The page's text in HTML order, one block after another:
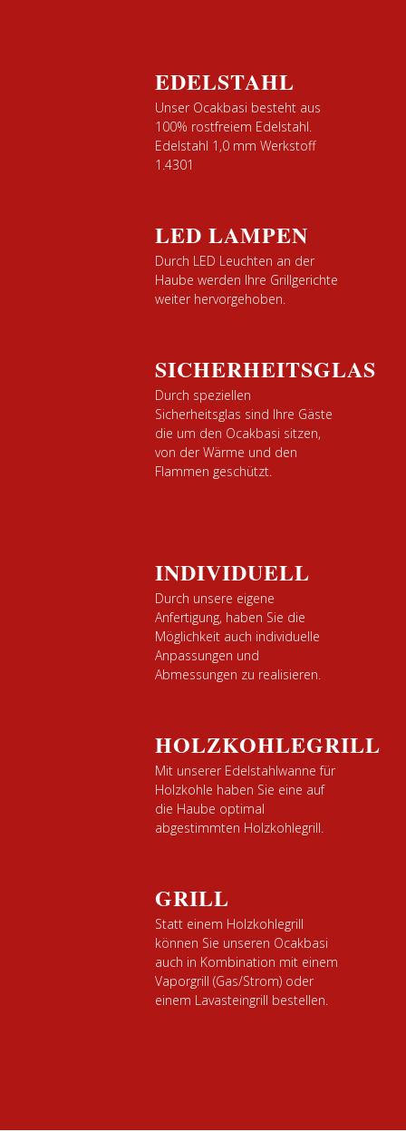
EDELSTAHL
Unser Ocakbasi besteht aus
100% rostfreiem Edelstahl.
Edelstahl 1,0 mm Werkstoff
1.4301
LED LAMPEN
Durch LED Leuchten an der
Haube werden Ihre Grillgerichte
weiter hervorgehoben.
SICHERHEITSGLAS
Durch speziellen
Sicherheitsglas sind Ihre Gäste
die um den Ocakbasi sitzen,
von der Wärme und den
Flammen geschützt.
INDIVIDUELL
Durch unsere eigene
Anfertigung, haben Sie die
Möglichkeit auch individuelle
Anpassungen und
Abmessungen zu realisieren.
HOLZKOHLEGRILL
Mit unserer Edelstahlwanne für
Holzkohle haben Sie eine auf
die Haube optimal
abgestimmten Holzkohlegrill.
GRILL
Statt einem Holzkohlegrill
können Sie unseren Ocakbasi
auch in Kombination mit einem
Vaporgrill (Gas/Strom) oder
einem Lavasteingrill bestellen.